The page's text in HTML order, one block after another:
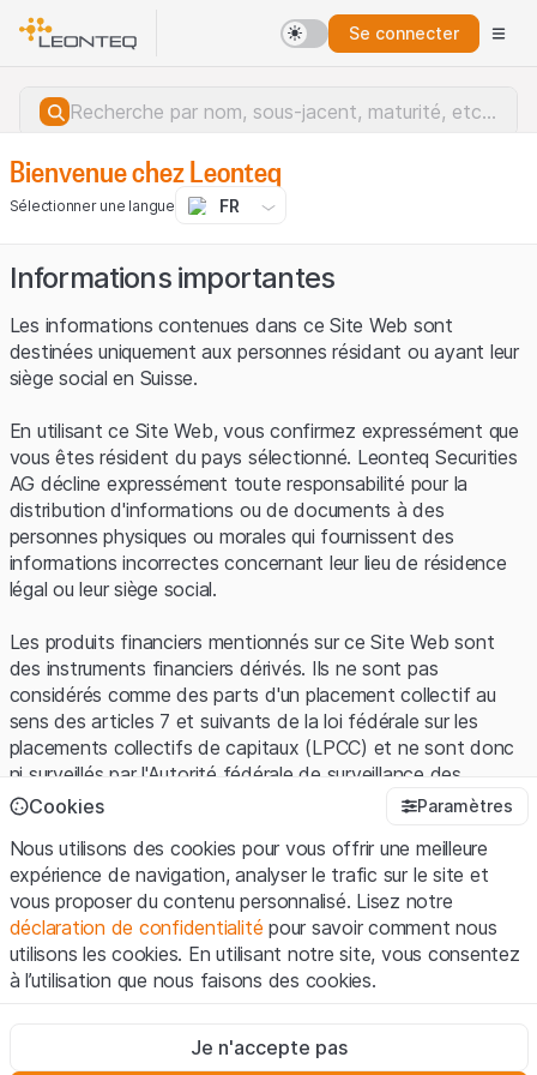
Se connecter
Erreur du serveur.
Bienvenue chez Leonteq
Sélectionner une langue FR
Informations importantes
Les informations contenues dans ce Site Web sont
destinées uniquement aux personnes résidant ou ayant leur
siège social en Suisse.
En utilisant ce Site Web, vous confirmez expressément que
vous êtes résident du pays sélectionné. Leonteq Securities
AG décline expressément toute responsabilité pour la
distribution d'informations ou de documents à des
personnes physiques ou morales qui fournissent des
informations incorrectes concernant leur lieu de résidence
légal ou leur siège social.
Les produits financiers mentionnés sur ce Site Web sont
des instruments financiers dérivés. Ils ne sont pas
considérés comme des parts d'un placement collectif au
sens des articles 7 et suivants de la loi fédérale sur les
placements collectifs de capitaux (LPCC) et ne sont donc
ni surveillés par l'Autorité fédérale de surveillance des
marchés financiers (FINMA) ni enregistrés auprès de la
protection spécifique des investisseurs prévue par la LPCC.
Conditions d'utilisation et informations juridiques
En utilisant le Site Web de Leonteq Securities AG (ci-après
"Site Web"), vous confirmez que vous avez compris et que
vous acceptez les informations juridiques, les notes
vous n'acceptez pas les Conditions d'utilisation, veuillez-
vous abstenir d'utiliser ce Site Web.
Cookies Paramètres
Nous utilisons des cookies pour vous offrir une meilleure
expérience de navigation, analyser le trafic sur le site et
vous proposer du contenu personnalisé. Lisez notre
déclaration de confidentialité pour savoir comment nous
utilisons les cookies. En utilisant notre site, vous consentez
à l’utilisation que nous faisons des cookies.
Ces cookies sont nécessaires au bon fonctionnement du site
Je n'accepte pas